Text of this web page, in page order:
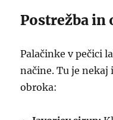
Postrežba in
Palačinke v pečici
načine. Tu je nekaj
obroka: